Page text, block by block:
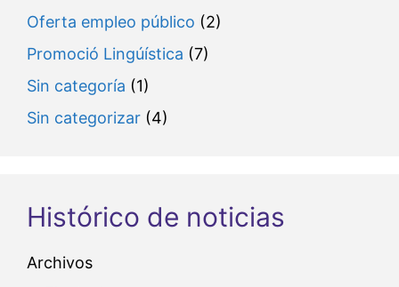
Oferta empleo público (2)
Promoció Lingúística (7)
Sin categoría (1)
Sin categorizar (4)
Histórico de noticias
Archivos